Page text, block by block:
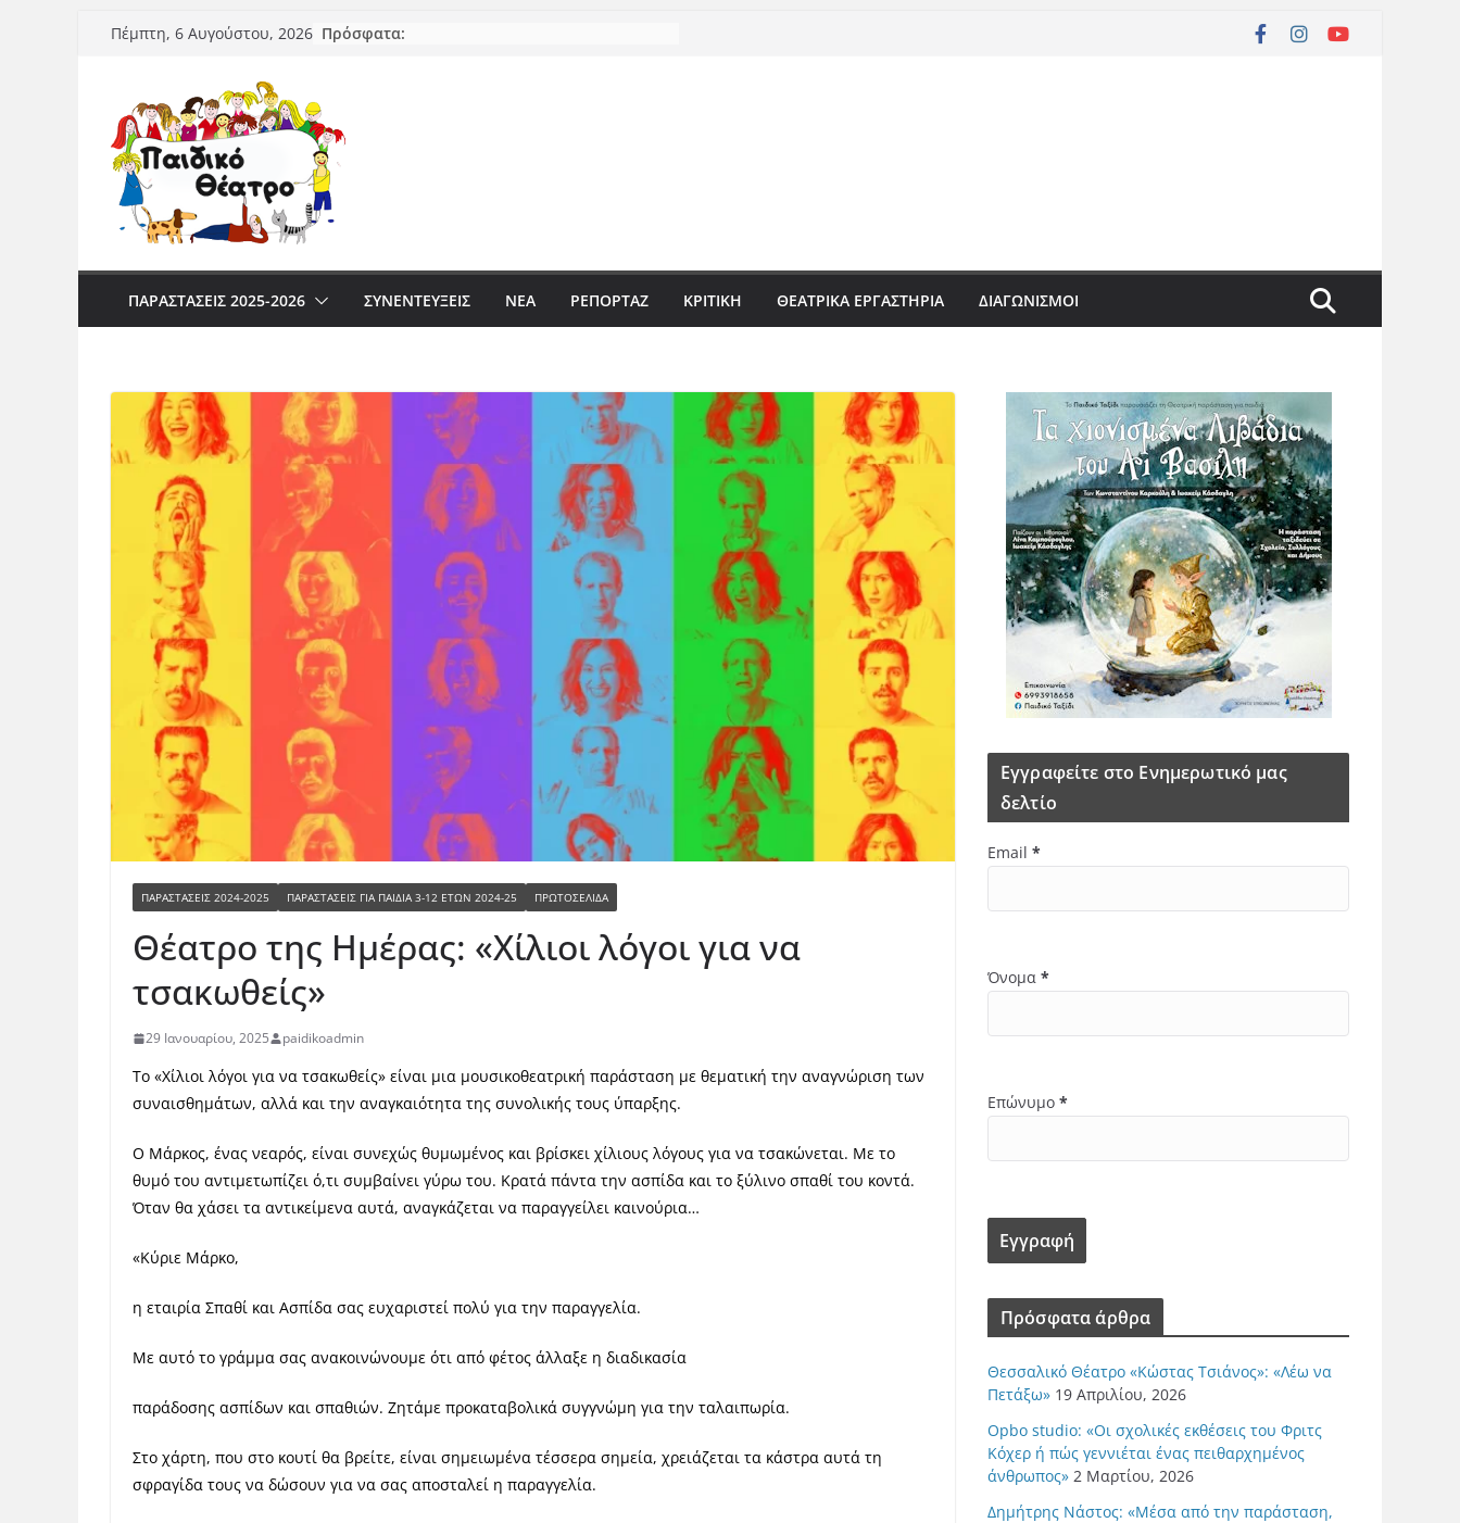
Μετάβαση
Πέμπτη, 6 Αυγούστου, 2026 Πρόσφατα:
ΠΑΡΑΣΤΆΣΕΙΣ 2025-2026 ΣΥΝΕΝΤΕΥΞΕΙΣ ΝΈΑ ΡΕΠΟΡΤΆΖ ΚΡΙΤΙΚΗ ΘΕΑΤΡΙΚΑ ΕΡΓΑΣΤΗΡΙΑ ΔΙΑΓΩΝΙΣΜΟΙ
ΠΑΡΑΣΤΆΣΕΙΣ 2024-2025 ΠΑΡΑΣΤΆΣΕΙΣ ΓΙΑ ΠΑΙΔΙΆ 3-12 ΕΤΏΝ 2024-25 ΠΡΩΤΟΣΕΛΙΔΑ
Θέατρο της Ημέρας: «Χίλιοι λόγοι για να
τσακωθείς»
29 Ιανουαρίου, 2025 paidikoadmin
Το «Χίλιοι λόγοι για να τσακωθείς» είναι μια μουσικοθεατρική παράσταση με θεματική την αναγνώριση των
συναισθημάτων, αλλά και την αναγκαιότητα της συνολικής τους ύπαρξης.
Ο Μάρκος, ένας νεαρός, είναι συνεχώς θυμωμένος και βρίσκει χίλιους λόγους για να τσακώνεται. Με το
θυμό του αντιμετωπίζει ό,τι συμβαίνει γύρω του. Κρατά πάντα την ασπίδα και το ξύλινο σπαθί του κοντά.
Όταν θα χάσει τα αντικείμενα αυτά, αναγκάζεται να παραγγείλει καινούρια…
«Κύριε Μάρκο,
η εταιρία Σπαθί και Ασπίδα σας ευχαριστεί πολύ για την παραγγελία.
Με αυτό το γράμμα σας ανακοινώνουμε ότι από φέτος άλλαξε η διαδικασία
παράδοσης ασπίδων και σπαθιών. Ζητάμε προκαταβολικά συγγνώμη για την ταλαιπωρία.
Στο χάρτη, που στο κουτί θα βρείτε, είναι σημειωμένα τέσσερα σημεία, χρειάζεται τα κάστρα αυτά τη
σφραγίδα τους να δώσουν για να σας αποσταλεί η παραγγελία.
Εγγραφείτε στο Ενημερωτικό μας
δελτίο
Email *
Όνομα *
Επώνυμο *
Πρόσφατα άρθρα
Θεσσαλικό Θέατρο «Κώστας Τσιάνος»: «Λέω να
Πετάξω» 19 Απριλίου, 2026
Opbo studio: «Οι σχολικές εκθέσεις του Φριτς
Κόχερ ή πώς γεννιέται ένας πειθαρχημένος
άνθρωπος» 2 Μαρτίου, 2026
Δημήτρης Νάστος: «Μέσα από την παράσταση,